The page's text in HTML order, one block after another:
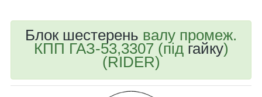
Блок шестерень валу промеж.
КПП ГАЗ-53,3307 (під гайку)
(RIDER)